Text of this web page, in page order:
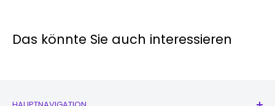
Zifferblätter und hochwertige Leder- und
Das könnte Sie auch interessieren